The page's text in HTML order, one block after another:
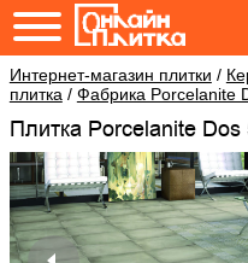
Интернет-магазин плитки /
плитка / Фабрика Porcelanite
Плитка Porcelanite